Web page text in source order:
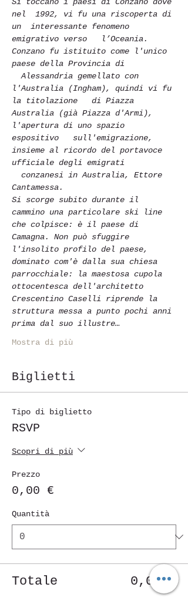
nel  1992, vi fu una riscoperta di
un  interessante fenomeno
emigrativo verso   l’Oceania.
Conzano fu istituito come l'unico
paese della Provincia di
Alessandria gemellato con
l'Australia (Ingham), quindi vi fu
la titolazione   di Piazza
Australia (già Piazza d'Armi),
l'apertura di uno spazio
espositivo   sull'emigrazione,
insieme al ricordo del portavoce
ufficiale degli emigrati
conzanesi in Australia, Ettore
Cantamessa.
Si scorge subito durante il
cammino una particolare ski line
che colpisce: è il paese di
Camagna. Non può sfuggire
l'insolito profilo del paese,
dominato com'è dalla sua chiesa
parrocchiale: la maestosa cupola
ottocentesca dell'architetto
Crescentino Caselli riprende la
struttura messa a punto pochi anni
prima dal suo illustre…
Mostra di più
Biglietti
Tipo di biglietto
RSVP
Scopri di più
Prezzo
0,00 €
Quantità
Totale 0,00 €